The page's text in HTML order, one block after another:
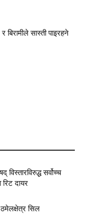
सास्ती पाइरहने
विस्तारविरुद्ध सर्वोच्च
दायर
सिल